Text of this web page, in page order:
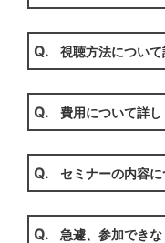
Q. 視聴方法につい
Q. 費用について詳
Q. セミナーの内容
Q. 急遽、参加でき